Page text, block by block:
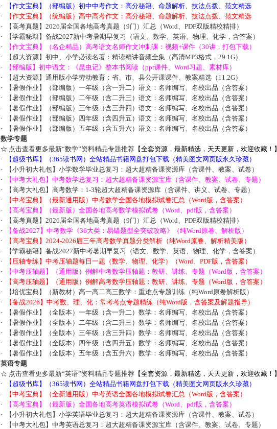
·
【作文宝典】（部编版）初中中考作文：高分秘籍、命题解析、技法点拨、范文精选
·
【作文宝典】（统编版）高中高考作文：高分秘籍、命题解析、技法点拨、范文精选
·
【高考真题】2026届全国各地高考真题（9门）汇总（Word、PDF双版精校精排）
·
【学霸秘籍】备战2027新中考暑期早复习（语文、数学、英语、物理、化学，含答案）
·
【作文宝典】（名企精品）高考语文名师作文冲刺课：视频+课件（30讲，打包下载）
·
【超大资源】初中、小学必读名著：精读精讲音频全集（高清MP3格式，29.1G）
·
【部编版】初中语文：《昆虫记》整本书阅读（ppt课件、Word习题、素材库）
·
【超大资源】通用版小学劳动教育：省、市、县公开课课件、教案精选（11.2G）
·
【暑假作业】（部编版）一年级（含一升二）语文：名师编写、名校出品（含答案）
·
【暑假作业】（部编版）二年级（含二升三）语文：名师编写、名校出品（含答案）
·
【暑假作业】（部编版）三年级（含三升四）语文：名师编写、名校出品（含答案）
·
【暑假作业】（部编版）四年级（含四升五）语文：名师编写、名校出品（含答案）
·
【暑假作业】（部编版）五年级（含五升六）语文：名师编写、名校出品（含答案）
数学专题
☆ 点击查看更多最新“数学”资料精品专题推荐【全套资源，最新精选，天天更新，欢迎收藏！】
·
【超级书库】（365读书网）全站精品书籍网盘打包下载（精美图文网页版永久珍藏）
·
【小升初大礼包】小学数学毕业总复习：超大超精备课资源库（含课件、教案、试卷）
·
【中考大礼包】中考数学总复习：超大超精备课资源宝库（含课件、教案、试卷、专题）
·
【高考大礼包】高考数学：1-3轮超大超精备课资源库（含课件、讲义、试卷、专题）
·
【中考宝典】（最新通用版）中考数学全国各地模拟试卷汇总（Word版，含答案）
·
【高考宝典】（最新版）全国各地高考数学模拟试卷（Word、pdf版，含答案）
·
【高考真题】2026届全国各地高考真题（9门）汇总（Word、PDF双版精校精排）
·
【备战2027】中考数学《36大类：易错题型全突破攻略》（纯Word原卷、解析版）
·
【高考宝典】2024-2026届三年高考数学真题分类解析（纯Word原卷、解析精美版）
·
【学霸秘籍】备战2027新中考暑期早复习（语文、数学、英语、物理、化学，含答案）
·
【压轴专练】中考压轴题每日一题（数学、物理、化学）（Word、PDF版，含答案）
·
【中考压轴题】（通用版）例解中考数学压轴题：教研、讲练、专题（Word版，含答案）
·
【高考压轴题】（通用版）例解高考数学压轴题：教研、讲练、专题（Word版，含答案）
·
【培优宝典】（新教材）高一高二高三数学：重难点专题训练（纯Word原卷解析版）
·
【备战2026】中考数、理、化：常考考点专题精练（纯Word版，含答案及解题指导）
·
【暑假作业】（全版本）一年级（含一升二）数学：名师编写、名校出品（含答案）
·
【暑假作业】（全版本）二年级（含二升三）数学：名师编写、名校出品（含答案）
·
【暑假作业】（全版本）三年级（含三升四）数学：名师编写、名校出品（含答案）
·
【暑假作业】（全版本）四年级（含四升五）数学：名师编写、名校出品（含答案）
·
【暑假作业】（全版本）五年级（含五升六）数学：名师编写、名校出品（含答案）
英语专题
☆ 点击查看更多最新“英语”资料精品专题推荐【全套资源，最新精选，天天更新，欢迎收藏！】
·
【超级书库】（365读书网）全站精品书籍网盘打包下载（精美图文网页版永久珍藏）
·
【中考宝典】（全新通用版）中考英语全国各地模拟试卷汇总（Word版，含答案）
·
【高考宝典】（最新版）全国各地高考英语模拟试卷（Word、pdf版，含答案）
·
【小升初大礼包】小学英语毕业总复习：超大超精备课资源库（含课件、教案、试卷）
·
【中考大礼包】中考英语总复习：超大超精备课资源宝库（含课件、教案、试卷、专题）